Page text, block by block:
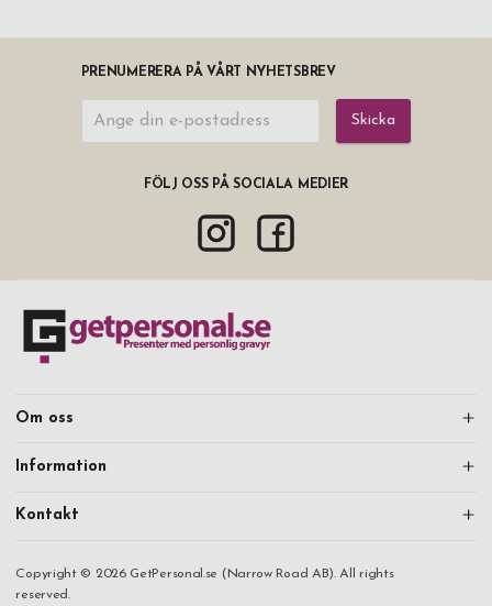
PRENUMERERA PÅ VÅRT NYHETSBREV
Skicka
FÖLJ OSS PÅ SOCIALA MEDIER
Om oss
Information
Kontakt
Copyright © 2026 GetPersonal.se (Narrow Road AB). All rights
reserved.